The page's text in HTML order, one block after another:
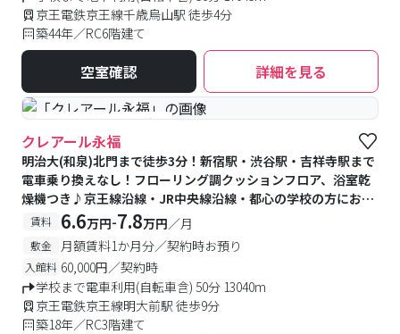
京王電鉄京王線千歳烏山駅 徒歩4分
築44年／RC6階建て
空室確認 詳細を見る
#予約受付中 #空室待ち
クレアール永福
明治大(和泉)北門まで徒歩3分！新宿駅・渋谷駅・吉祥寺駅まで
電車乗り換えなし！フローリング調クッションフロア、浴室乾
燥機つき♪京王線沿線・JR中央線沿線・都心の学校の方におす
すめ
賃料 6.6万円-7.8万円／月
敷金 月額賃料1か月分／契約時お預り
入館料 60,000円／契約時
学校まで電車利用(自転車含) 50分 13040m
京王電鉄京王線明大前駅 徒歩9分
築18年／RC3階建て